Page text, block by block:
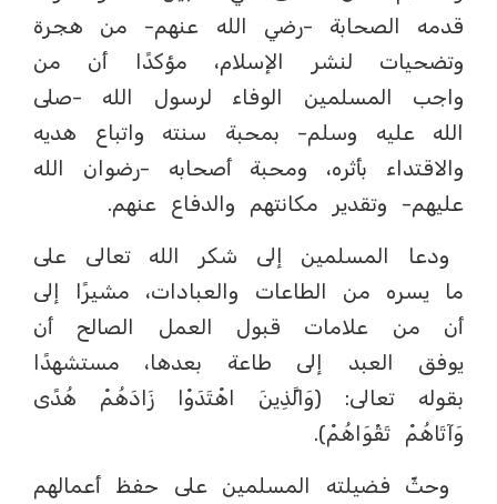
قدمه الصحابة -رضي الله عنهم- من هجرة
وتضحيات لنشر الإسلام، مؤكدًا أن من
واجب المسلمين الوفاء لرسول الله -صلى
الله عليه وسلم- بمحبة سنته واتباع هديه
والاقتداء بأثره، ومحبة أصحابه -رضوان الله
عليهم- وتقدير مكانتهم والدفاع عنهم.
ودعا المسلمين إلى شكر الله تعالى على
ما يسره من الطاعات والعبادات، مشيرًا إلى
أن من علامات قبول العمل الصالح أن
يوفق العبد إلى طاعة بعدها، مستشهدًا
بقوله تعالى: (وَالَّذِينَ اهْتَدَوْا زَادَهُمْ هُدًى
وَآتَاهُمْ تَقْوَاهُمْ).
وحثّ فضيلته المسلمين على حفظ أعمالهم